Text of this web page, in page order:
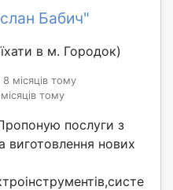
Бабич"
в м. Городок)
місяців тому
тому
послуги з
виготовлення нових